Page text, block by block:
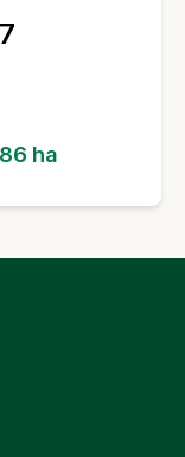
ha